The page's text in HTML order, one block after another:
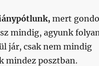
mert
mindig, agyunk
jár, csak nem mindig
mindez posztban.